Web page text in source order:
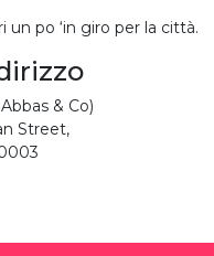
po ‘in giro per la città.
& Co)
Street,